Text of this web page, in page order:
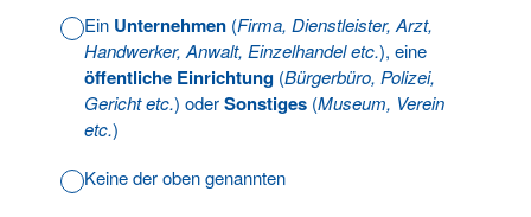
Ein Unternehmen (Firma, Dienstleister, Arzt,
Handwerker, Anwalt, Einzelhandel etc.), eine
öffentliche Einrichtung (Bürgerbüro, Polizei,
Gericht etc.) oderSonstiges (Museum, Verein
etc.)
Keine der oben genannten